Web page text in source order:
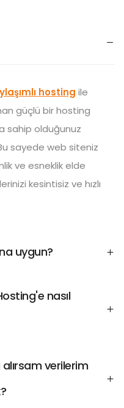
hosting ile
güçlü bir hosting
sahip olduğunuz
sayede web siteniz
ve esneklik elde
kesintisiz ve hızlı
uygun?
nasıl
verilerim